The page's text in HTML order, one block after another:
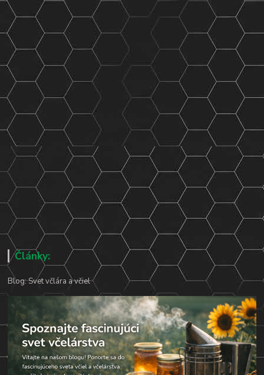
Články:
Blog: Svet včlára a včiel